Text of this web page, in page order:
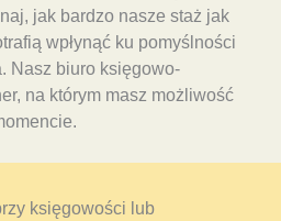
jak bardzo nasze staż jak
wpłynąć ku pomyślności
Nasz biuro księgowo-
na którym masz możliwość
księgowości lub